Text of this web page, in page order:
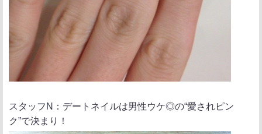
スタッフN：デートネイルは男性ウケ◎の“愛されピン
ク”で決まり！